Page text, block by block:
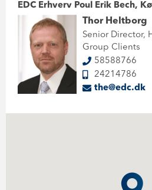
EDC Erhverv Poul Erik Bech,
Thor Heltborg
Senior Director,
Group Clients
58588766
24214786
the@edc.dk